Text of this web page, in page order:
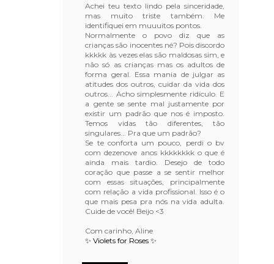
Achei teu texto lindo pela sinceridade,
mas muito triste também. Me
identifiquei em muuuitos pontos.
Normalmente o povo diz que as
crianças são inocentes né? Pois discordo
kkkkk às vezes elas são maldosas sim, e
não só as crianças mas os adultos de
forma geral. Essa mania de julgar as
atitudes dos outros, cuidar da vida dos
outros... Acho simplesmente ridículo. E
a gente se sente mal justamente por
existir um padrão que nos é imposto.
Temos vidas tão diferentes, tão
singulares... Pra que um padrão?
Se te conforta um pouco, perdi o bv
com dezenove anos kkkkkkkk o que é
ainda mais tardio. Desejo de todo
coração que passe a se sentir melhor
com essas situações, principalmente
com relação a vida profissional. Isso é o
que mais pesa pra nós na vida adulta.
Cuide de você! Beijo <3
Com carinho, Aline
✨ Violets for Roses ✨